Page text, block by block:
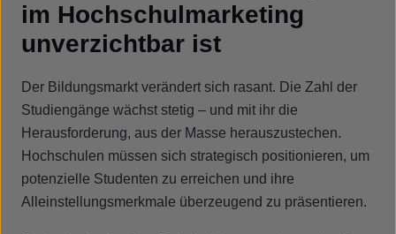
im Hochschulmarketing
unverzichtbar ist
Der Bildungsmarkt verändert sich rasant. Die Zahl der
Studiengänge wächst stetig – und mit ihr die
Herausforderung, aus der Masse herauszustechen.
Hochschulen müssen sich strategisch positionieren, um
potenzielle Studenten zu erreichen und ihre
Alleinstellungsmerkmale überzeugend zu präsentieren.